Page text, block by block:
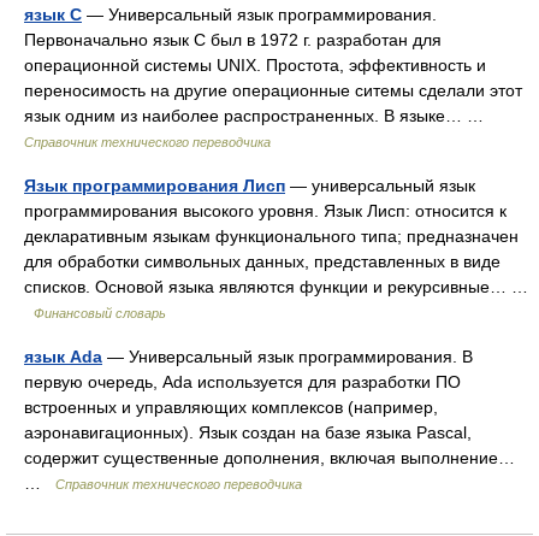
язык C — Универсальный язык программирования.
Первоначально язык C был в 1972 г. разработан для
операционной системы UNIX. Простота, эффективность и
переносимость на другие операционные ситемы сделали этот
язык одним из наиболее распространенных. В языке… …
Справочник технического переводчика
Язык программирования Лисп — универсальный язык
программирования высокого уровня. Язык Лисп: относится к
декларативным языкам функционального типа; предназначен
для обработки символьных данных, представленных в виде
списков. Основой языка являются функции и рекурсивные… …
Финансовый словарь
язык Ada — Универсальный язык программирования. В
первую очередь, Ada используется для разработки ПО
встроенных и управляющих комплексов (например,
аэронавигационных). Язык создан на базе языка Pascal,
содержит существенные дополнения, включая выполнение…
Справочник технического переводчика